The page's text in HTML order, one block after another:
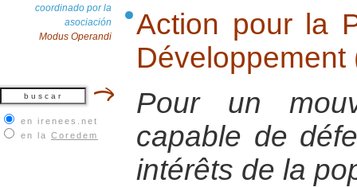
coordinado por la
asociación
Modus Operandi
en irenees.net
en la Coredem
Action pour la
Développement
Pour un
capable de
intérêts de la